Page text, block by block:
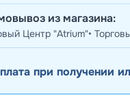
из магазина:
Центр "Atrium"•
при получении